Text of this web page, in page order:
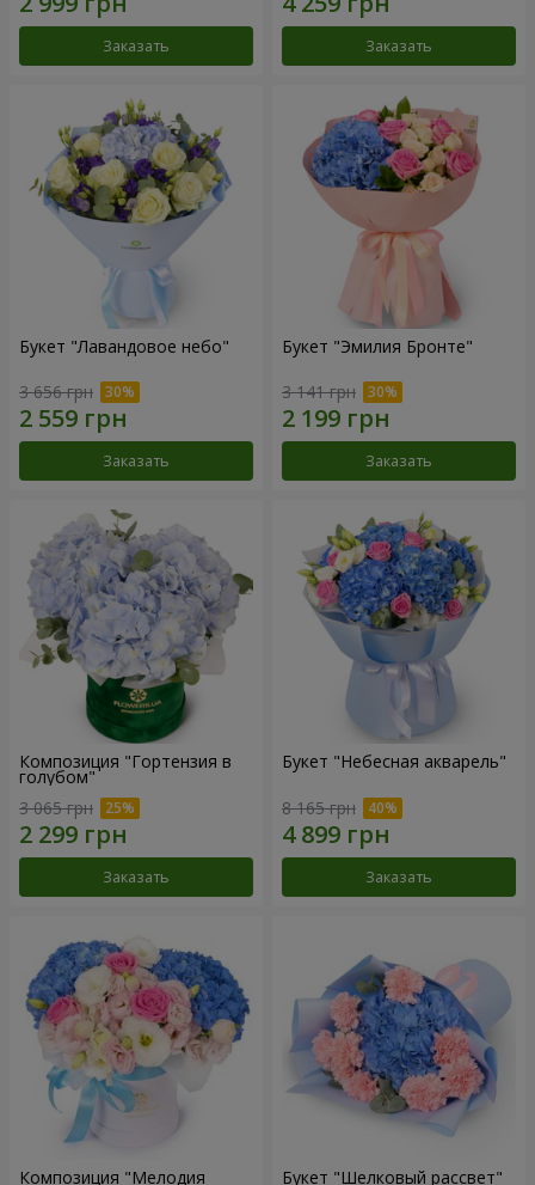
Заказать Заказать
Букет "Лавандовое небо"
3 656 грн
Заказать
Букет "Эмилия Бронте"
3 141 грн
Заказать
Композиция "Гортензия в
голубом"
3 065 грн
Заказать
Букет "Небесная акварель"
8 165 грн
Заказать
Композиция "Мелодия Букет "Шелковый рассвет"